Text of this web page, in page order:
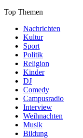
Top Themen
Nachrichten
Kultur
Sport
Politik
Religion
Kinder
DJ
Comedy
Campusradio
Interview
Weihnachten
Musik
Bildung